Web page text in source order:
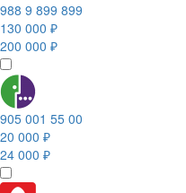
988 9 899 899
130 000 ₽
200 000 ₽
905 001 55 00
20 000 ₽
24 000 ₽